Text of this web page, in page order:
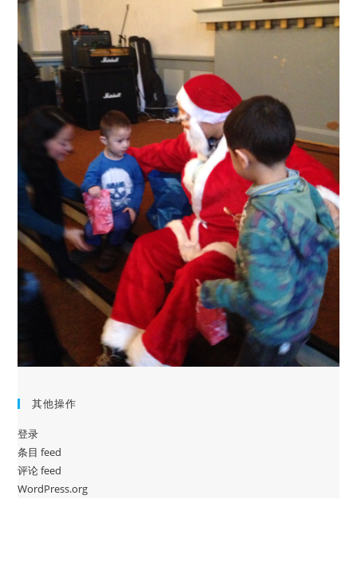
其他操作
登录
条目 feed
评论 feed
WordPress.org